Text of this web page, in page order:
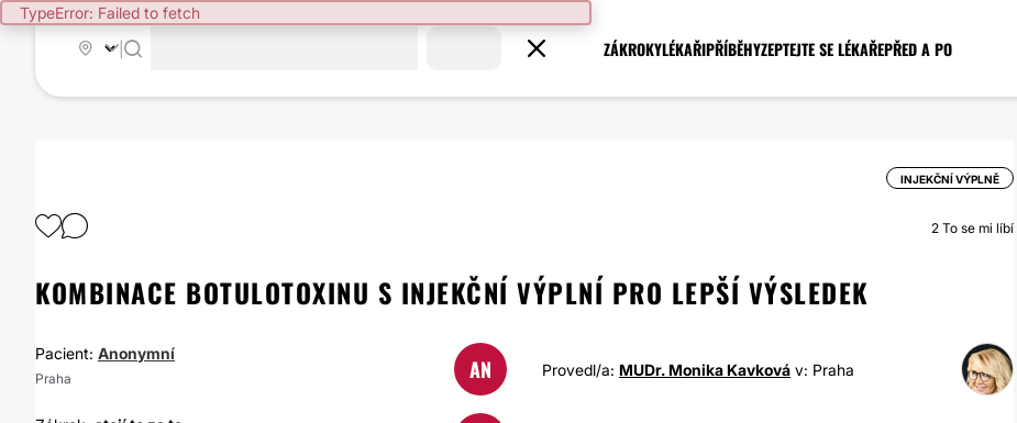
TypeError: Failed to fetch
ZÁKROKYLÉKAŘIPŘÍBĚHYZEPTEJTE SE LÉKAŘEPŘED A PO
INJEKČNÍ VÝPLNĚ
2 To se mi líbí
KOMBINACE BOTULOTOXINU S INJEKČNÍ VÝPLNÍ PRO LEPŠÍ VÝSLEDEK
Pacient: Anonymní
Praha AN Provedl/a: MUDr. Monika Kavková v: Praha